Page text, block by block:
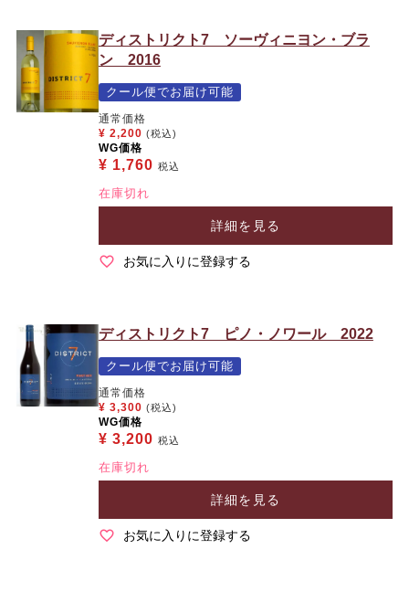
ディストリクト7 ソーヴィニヨン・ブラ
ン 2016
クール便でお届け可能
通常価格
¥ 2,200 (税込)
WG価格
¥ 1,760 税込
在庫切れ
詳細を見る
お気に入りに登録する
ディストリクト7 ピノ・ノワール 2022
クール便でお届け可能
通常価格
¥ 3,300 (税込)
WG価格
¥ 3,200 税込
在庫切れ
詳細を見る
お気に入りに登録する